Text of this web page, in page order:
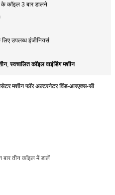
के कॉइल 3 बार डालने
उपलब्ध इंजीनियर्स
,स्वचालित कॉइल वाइंडिंग मशीन
मशीन फॉर अल्टरनेटर विंड-आरएक्स-सी
बार तीन कॉइल में डालें